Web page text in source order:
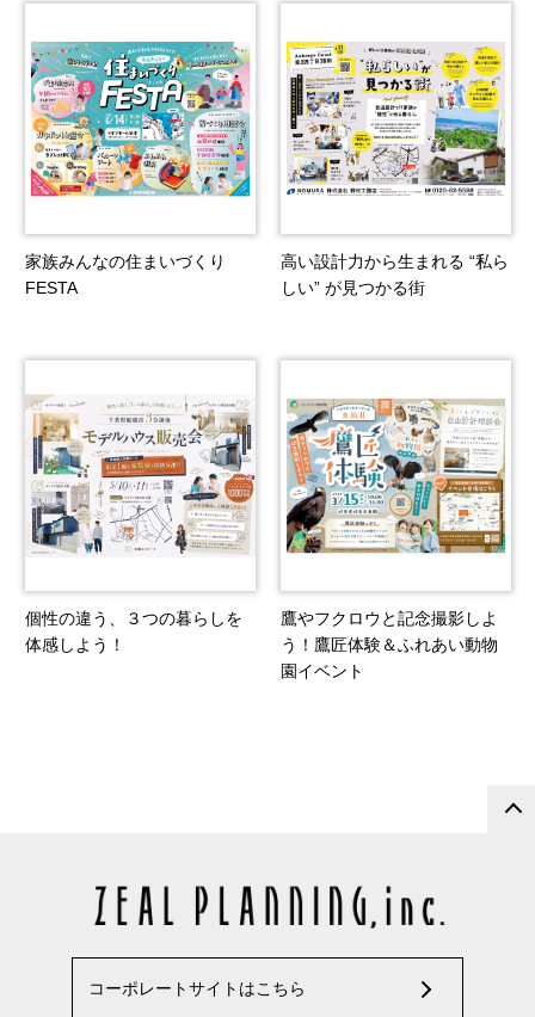
家族みんなの住まいづくり
FESTA
高い設計力から生まれる “私ら
しい” が見つかる街
個性の違う、３つの暮らしを
体感しよう！
鷹やフクロウと記念撮影しよ
う！鷹匠体験＆ふれあい動物
園イベント
コーポレートサイトはこちら